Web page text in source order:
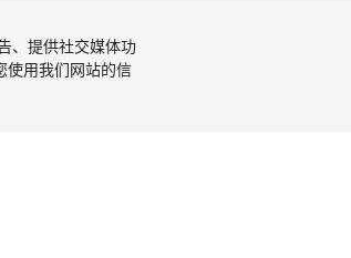
Unity Technologies. Publication 2020.3
、提供社交媒体功
使用我们网站的信